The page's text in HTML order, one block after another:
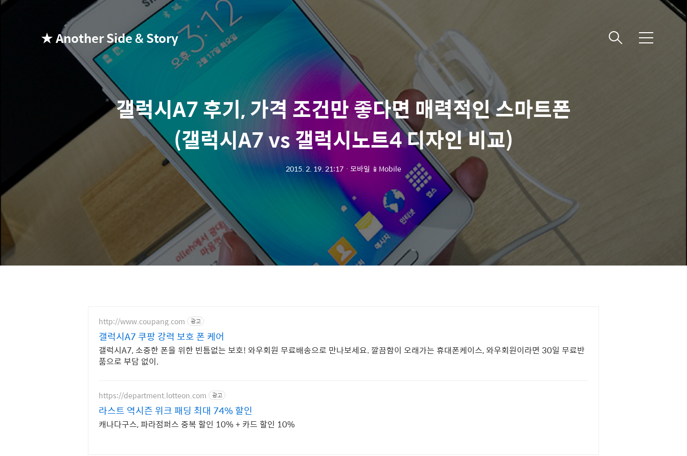
★ Another Side & Story 메
갤럭시A7 후기, 가격 조건만 좋다면 매력적인 스마트폰
(갤럭시A7 vs 갤럭시노트4 디자인 비교)
2015. 2. 19. 21:17 ㆍ 모바일 📱Mobile
http://www.coupang.com 광고
갤럭시A7 쿠팡 강력 보호 폰 케어
갤럭시A7, 소중한 폰을 위한 빈틈없는 보호! 와우회원 무료배송으로 만나보세요. 깔끔함이 오래가는 휴대폰케이스, 와우회원이라면 30일 무료반
품으로 부담 없이.
https://department.lotteon.com 광고
라스트 역시즌 위크 패딩 최대 74% 할인
캐나다구스, 파라점퍼스 중복 할인 10% + 카드 할인 10%